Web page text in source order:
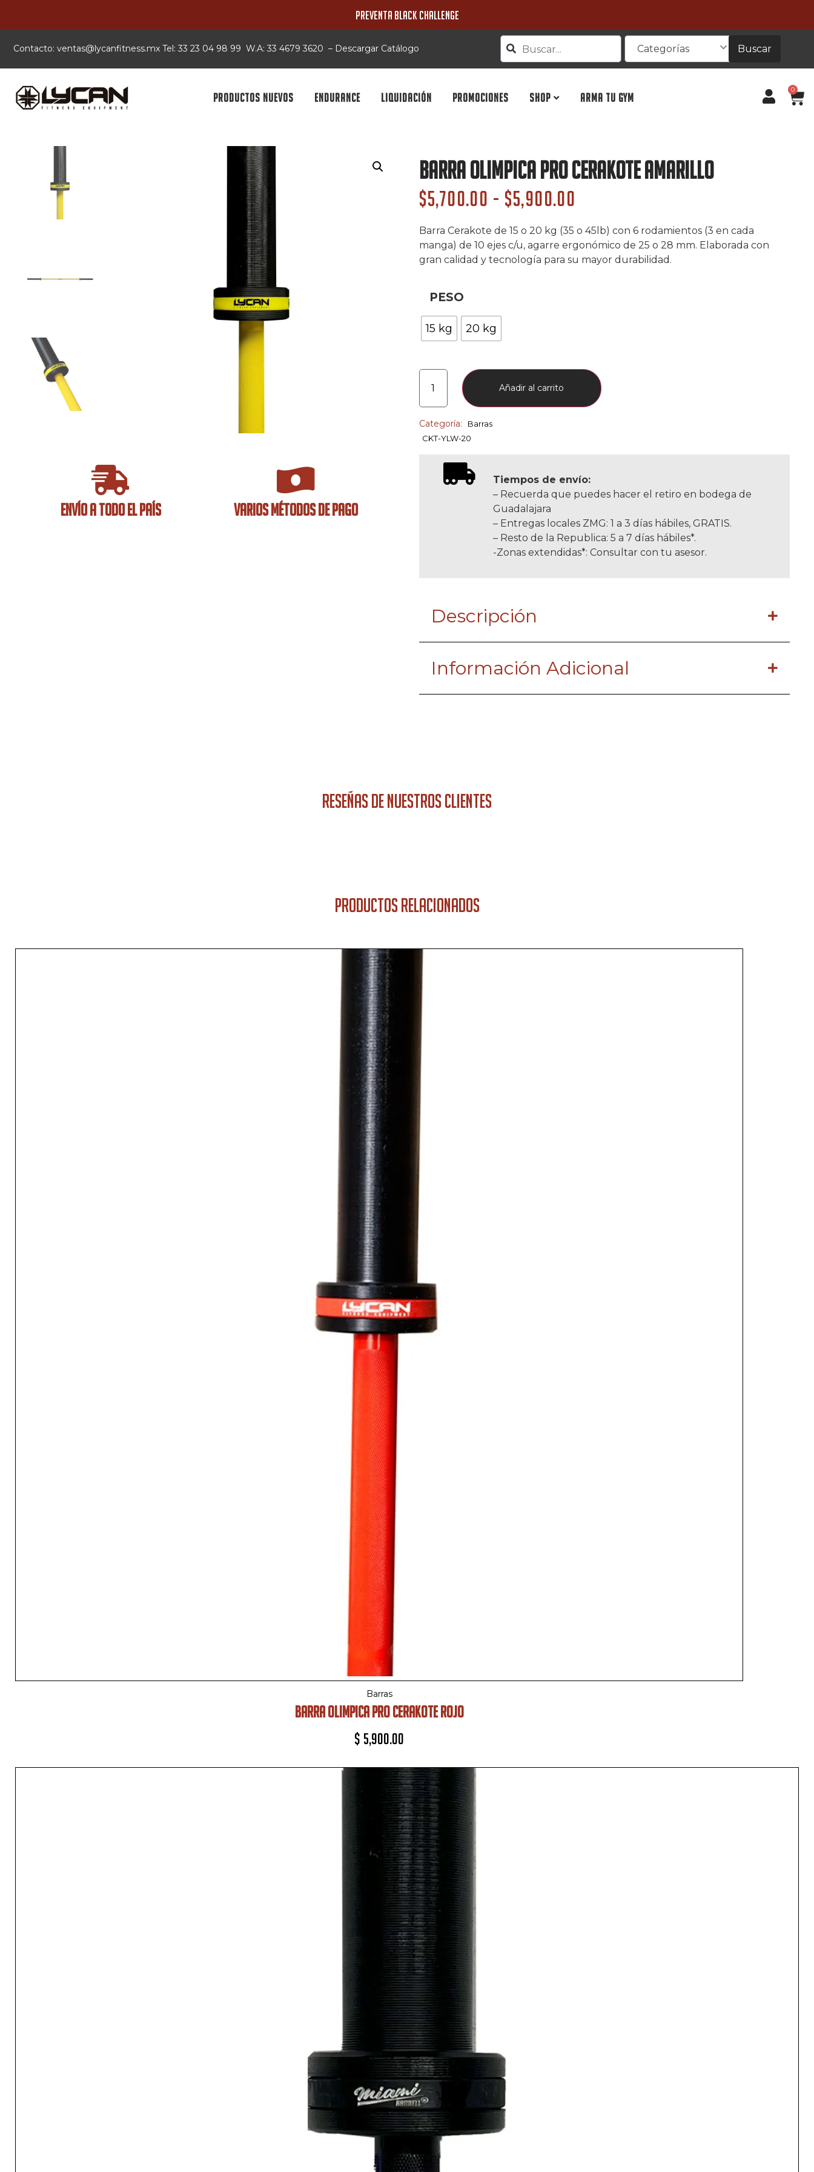
PREVENTA BLACK CHALLENGE
Contacto: xm.ssentifnacyl@satnev Tel: 33 23 04 98 99 W.A: 33 4679 3620 – Descargar Catálogo Categorías Buscar
PRODUCTOS NUEVOS ENDURANCE LIQUIDACIÓN PROMOCIONES SHOP ARMA TU GYM
0
ENVÍO A TODO EL PAÍS VARIOS MÉTODOS DE PAGO
Barra Olimpica Pro Cerakote Amarillo
$5,700.00 - $5,900.00
Barra Cerakote de 15 o 20 kg (35 o 45lb) con 6 rodamientos (3 en cada
manga) de 10 ejes c/u, agarre ergonómico de 25 o 28 mm. Elaborada con
gran calidad y tecnología para su mayor durabilidad.
PESO
15 kg 20 kg
Añadir al carrito
Categoría:
Barras
CKT-YLW-20
Tiempos de envío:
– Recuerda que puedes hacer el retiro en bodega de
Guadalajara
– Entregas locales ZMG: 1 a 3 días hábiles, GRATIS.
– Resto de la Republica: 5 a 7 días hábiles*.
-Zonas extendidas*: Consultar con tu asesor.
Descripción
Información Adicional
RESEÑAS DE NUESTROS CLIENTES
PRODUCTOS RELACIONADOS
Barras
BARRA OLIMPICA PRO CERAKOTE ROJO
$ 5,900.00